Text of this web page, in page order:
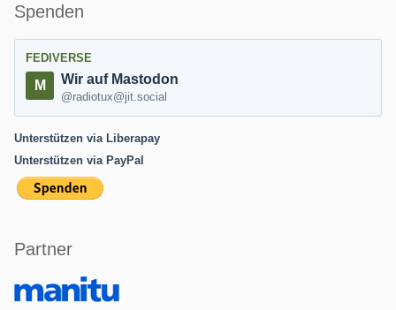
Spenden
FEDIVERSE
Wir auf Mastodon
@radiotux@jit.social
Unterstützen via Liberapay
Unterstützen via PayPal
Partner